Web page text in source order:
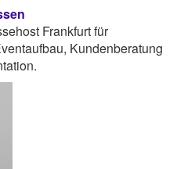
Frankfurt für
Kundenberatung